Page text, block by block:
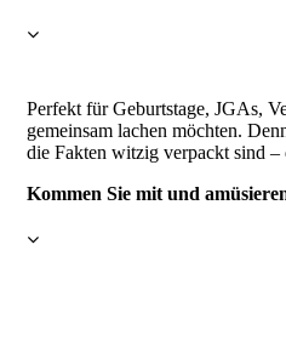
Perfekt für Geburtstage, JGAs,
gemeinsam lachen möchten.
die Fakten witzig verpackt sind –
Kommen Sie mit und